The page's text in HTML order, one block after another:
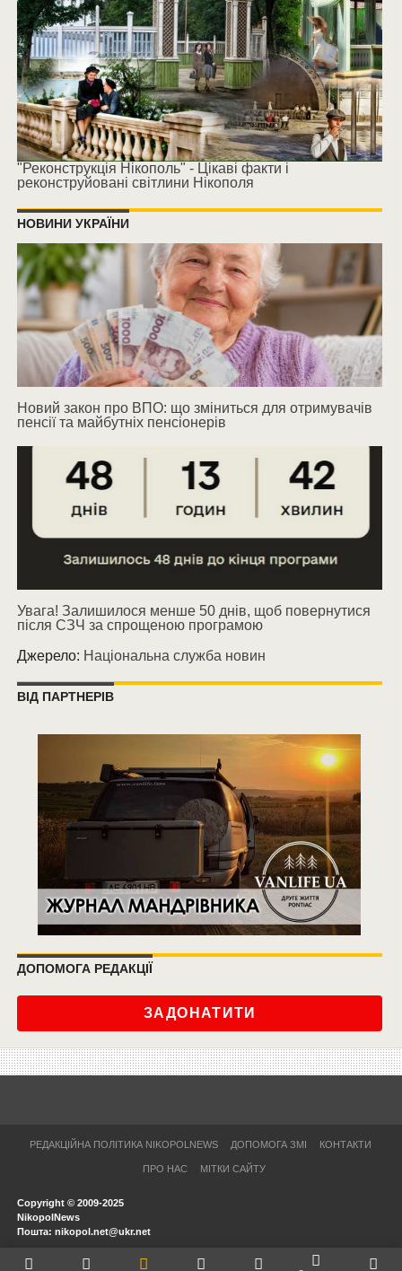
"Реконструкція Нікополь" - Цікаві факти і
реконструйовані світлини Нікополя
НОВИНИ УКРАЇНИ
Новий закон про ВПО: що зміниться для отримувачів
пенсії та майбутніх пенсіонерів
Увага! Залишилося менше 50 днів, щоб повернутися
після СЗЧ за спрощеною програмою
Джерело: Національна служба новин
ВІД ПАРТНЕРІВ
ДОПОМОГА РЕДАКЦІЇ
ЗАДОНАТИТИ
РЕДАКЦІЙНА ПОЛІТИКА NIKOPOLNEWS ДОПОМОГА ЗМІ КОНТАКТИ
ПРО НАС МІТКИ САЙТУ
Copyright © 2009-2025
NikopolNews
Пошта: nikopol.net@ukr.net